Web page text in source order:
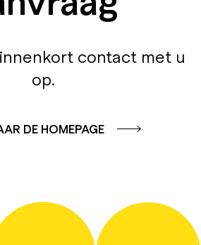
contact met u
op.
DE HOMEPAGE